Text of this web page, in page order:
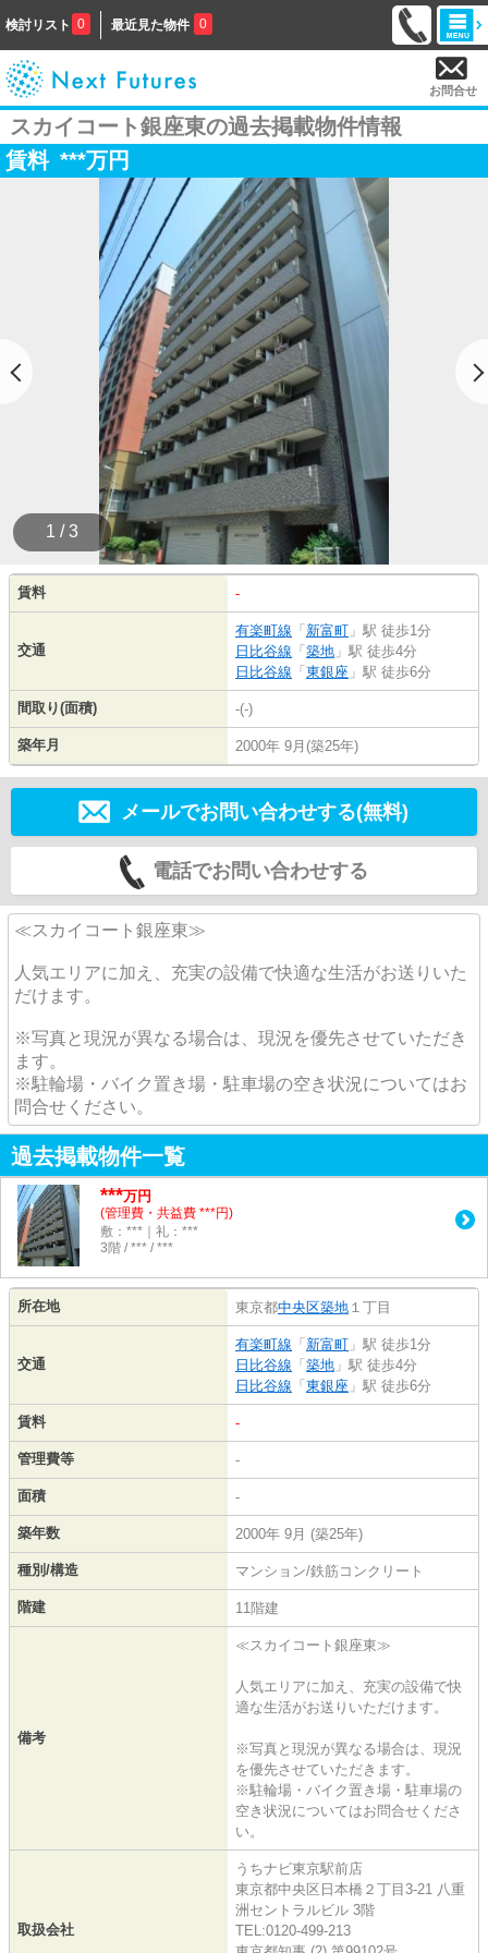
検討リスト 0 最近見た物件 0
お問合せ
スカイコート銀座東の過去掲載物件情報
賃料 ***万円
1 / 3
賃料 -
交通
有楽町線 「 新富町 」駅 徒歩1分
日比谷線 「 築地 」駅 徒歩4分
日比谷線 「 東銀座 」駅 徒歩6分
間取り(面積) -(-)
築年月 2000年 9月(築25年)
メールでお問い合わせする(無料)
電話でお問い合わせする
≪スカイコート銀座東≫
人気エリアに加え、充実の設備で快適な生活がお送りいた
だけます。
※写真と現況が異なる場合は、現況を優先させていただき
ます。
※駐輪場・バイク置き場・駐車場の空き状況についてはお
問合せください。
過去掲載物件一覧
***万円
(管理費・共益費 ***円)
敷：***｜礼：***
3階 / *** / ***
所在地 東京都中央区築地 １丁目
交通
有楽町線 「 新富町 」駅 徒歩1分
日比谷線 「 築地 」駅 徒歩4分
日比谷線 「 東銀座 」駅 徒歩6分
賃料 -
管理費等 -
面積 -
築年数 2000年 9月 (築25年)
種別/構造 マンション/鉄筋コンクリート
階建 11階建
備考
≪スカイコート銀座東≫
人気エリアに加え、充実の設備で快
適な生活がお送りいただけます。
※写真と現況が異なる場合は、現況
を優先させていただきます。
※駐輪場・バイク置き場・駐車場の
空き状況についてはお問合せくださ
い。
取扱会社
うちナビ東京駅前店
東京都中央区日本橋２丁目3-21 八重
洲セントラルビル 3階
TEL:0120-499-213